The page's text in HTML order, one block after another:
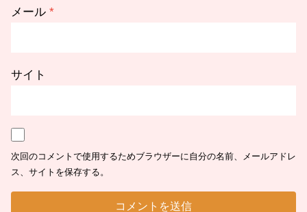
メール *
サイト
次回のコメントで使用するためブラウザーに自分の名前、メールアドレ
ス、サイトを保存する。